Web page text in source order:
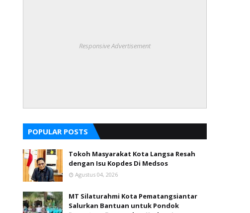
Responsive Advertisement
POPULAR POSTS
Tokoh Masyarakat Kota Langsa Resah
dengan Isu Kopdes Di Medsos
Agustus 04, 2026
MT Silaturahmi Kota Pematangsiantar
Salurkan Bantuan untuk Pondok